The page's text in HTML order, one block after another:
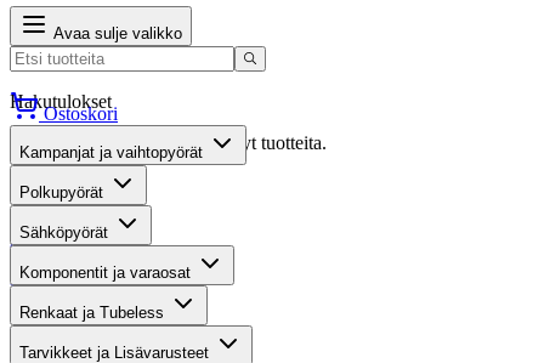
Avaa sulje valikko
Hakutulokset
Valitettavasti haullasi ei löytynyt tuotteita.
Suositut osastot
Gravel-pyörät
Maastosähköpyörät
Kaupunkisähköpyörät
Ostoskori
Kampanjat ja vaihtopyörät
Polkupyörät
Sähköpyörät
Komponentit ja varaosat
Renkaat ja Tubeless
Tarvikkeet ja Lisävarusteet